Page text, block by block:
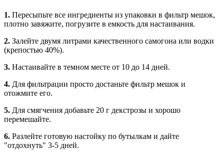
1. Пересыпьте все ингредиенты из упаковки в фильтр мешок,
плотно завяжите, погрузите в емкость для настаивания.
2. Залейте двумя литрами качественного самогона или водки
(крепостью 40%).
3. Настаивайте в темном месте от 10 до 14 дней.
4. Для фильтрации просто достаньте фильтр мешок и
отожмите его.
5. Для смягчения добавьте 20 г декстрозы и хорошо
перемешайте.
6. Разлейте готовую настойку по бутылкам и дайте
"отдохнуть" 3-5 дней.